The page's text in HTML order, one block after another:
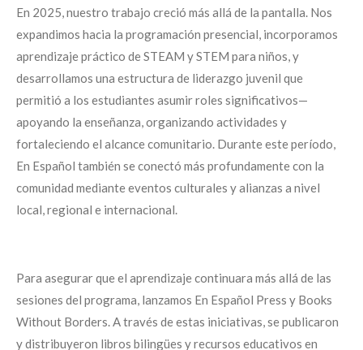
En 2025, nuestro trabajo creció más allá de la pantalla. Nos
expandimos hacia la programación presencial, incorporamos
aprendizaje práctico de STEAM y STEM para niños, y
desarrollamos una estructura de liderazgo juvenil que
permitió a los estudiantes asumir roles significativos—
apoyando la enseñanza, organizando actividades y
fortaleciendo el alcance comunitario. Durante este período,
En Español también se conectó más profundamente con la
comunidad mediante eventos culturales y alianzas a nivel
local, regional e internacional.
Para asegurar que el aprendizaje continuara más allá de las
sesiones del programa, lanzamos En Español Press y Books
Without Borders. A través de estas iniciativas, se publicaron
y distribuyeron libros bilingües y recursos educativos en